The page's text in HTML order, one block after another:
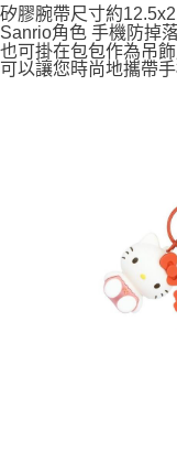
每筆NT$65，滿
7-11取貨付款
每筆NT$65，滿
每筆NT$65，滿
每筆NT$100，滿
矽膠腕帶尺寸約
Sanrio角色 手機防掉
也可掛在包包作為吊飾
可以讓您時尚地攜帶